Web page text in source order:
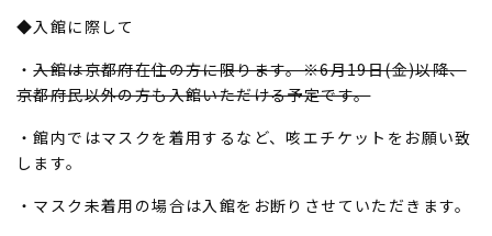
◆入館に際して
・入館は京都府在住の方に限ります。※6月19日(金)以降、
京都府民以外の方も入館いただける予定です。
・館内ではマスクを着用するなど、咳エチケットをお願い致
します。
・マスク未着用の場合は入館をお断りさせていただきます。